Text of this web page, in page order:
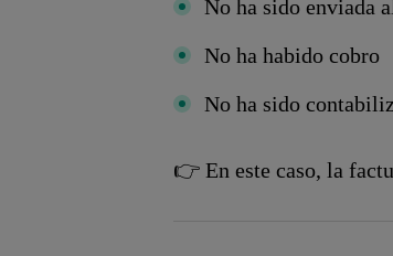
No ha sido enviada
No ha habido cobro
No ha sido
👉 En este caso, la